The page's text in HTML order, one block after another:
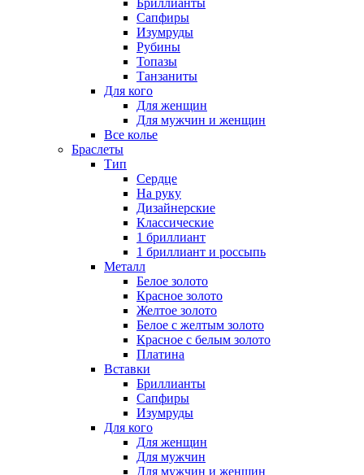
Бриллианты
Сапфиры
Изумруды
Рубины
Топазы
Танзаниты
Для кого
Для женщин
Для мужчин и женщин
Все колье
Браслеты
Тип
Сердце
На руку
Дизайнерские
Классические
1 бриллиант
1 бриллиант и россыпь
Металл
Белое золото
Красное золото
Желтое золото
Белое с желтым золото
Красное с белым золото
Платина
Вставки
Бриллианты
Сапфиры
Изумруды
Для кого
Для женщин
Для мужчин
Для мужчин и женщин